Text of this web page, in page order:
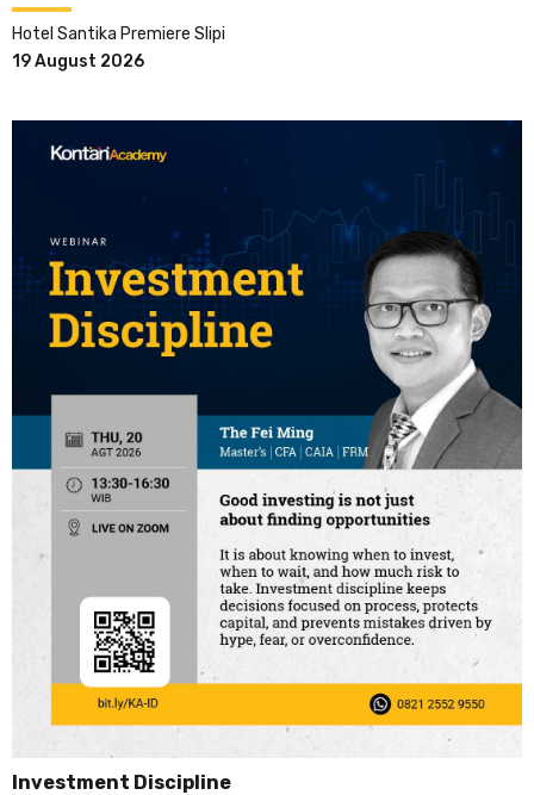
Hotel Santika Premiere Slipi
19 August 2026
Investment Discipline